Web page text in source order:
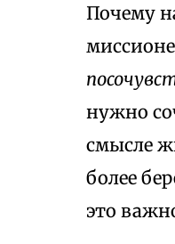
Почему
нужно
смысле
более
это